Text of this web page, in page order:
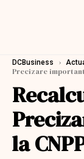
DCBusiness ›
Precizare
la